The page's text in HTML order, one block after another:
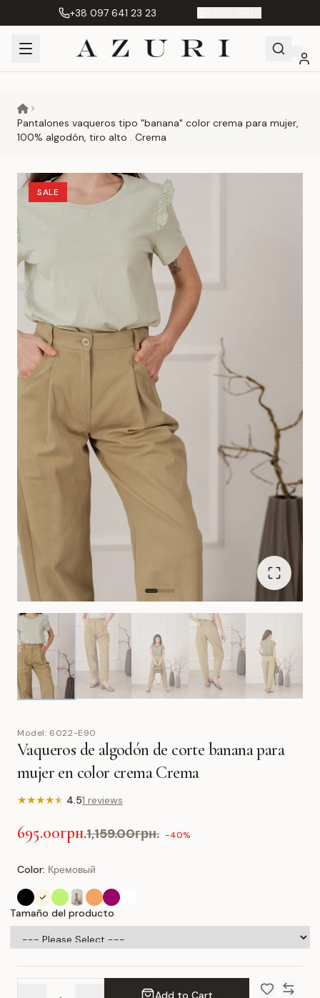
+38 097 641 23 23
Pantalones vaqueros tipo "banana" color crema para mujer,
100% algodón, tiro alto . Crema
SALE
Model: 6022-E90
Vaqueros de algodón de corte banana para
mujer en color crema Crema
★★★★★ 4.51 reviews
695.00грн.1,159.00грн. -40%
Color: Кремовый
Tamaño del producto
Add to Cart